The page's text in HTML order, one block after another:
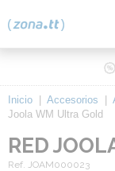
Inicio Accesorios
Joola WM Ultra Gold
RED
Ref. JOAM000023